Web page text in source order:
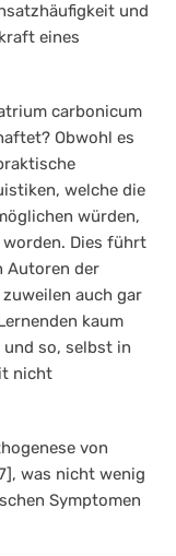
und
eines
carbonicum
Obwohl es
welche die
würden,
Dies führt
Autoren der
auch gar
kaum
so, selbst in
nicht
von
was nicht wenig
Symptomen